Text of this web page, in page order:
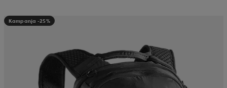
Kampanja -25%